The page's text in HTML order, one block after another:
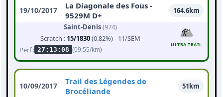
19/10/2017
La Diagonale des Fous -
9529M D+
164.6km
Saint-Denis(974)
Scratch : 15/1830(0.82%) - 11/SEM
Perf : 27:13:08 (09:55/km)
ULTRA TRAIL
10/09/2017
Trail des Légendes de
Brocéliande
51km